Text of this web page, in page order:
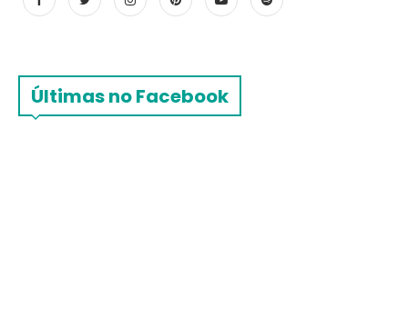
Últimas no Facebook